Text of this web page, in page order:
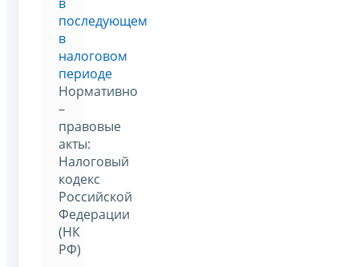
последующем
в
налоговом
периоде
Нормативно
–
правовые
акты:
Налоговый
кодекс
Российской
Федерации
(НК
РФ)